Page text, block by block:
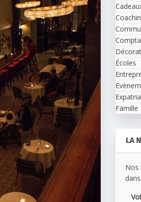
Écoles
Famille
LA
Nos